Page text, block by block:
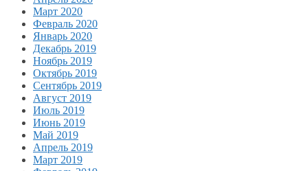
Март 2020
Февраль 2020
Январь 2020
Декабрь 2019
Ноябрь 2019
Октябрь 2019
Сентябрь 2019
Август 2019
Июль 2019
Июнь 2019
Май 2019
Апрель 2019
Март 2019